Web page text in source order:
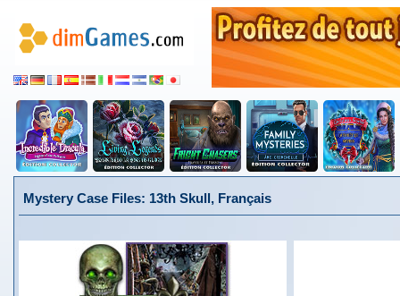
Mystery Case Files: 13th Skull, Français